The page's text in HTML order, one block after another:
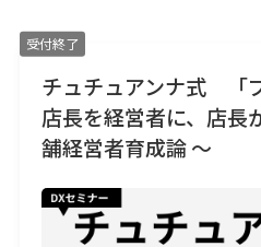
受付終了
チュチュアンナ式 「
店長を経営者に、店長
舗経営者育成論 ～